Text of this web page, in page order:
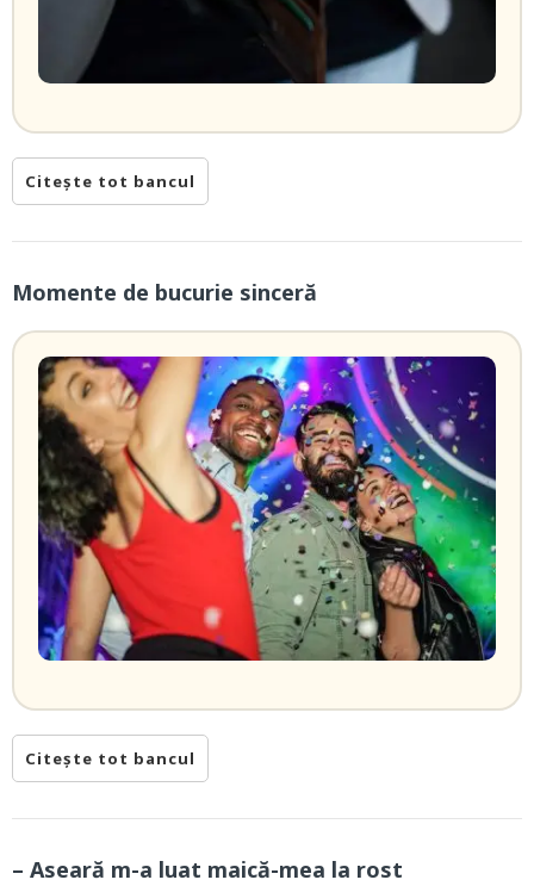
Citește tot bancul
Momente de bucurie sinceră
Citește tot bancul
– Aseară m-a luat maică-mea la rost